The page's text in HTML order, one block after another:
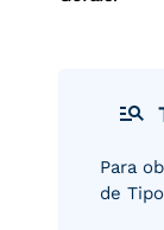
manage_search
Para
de